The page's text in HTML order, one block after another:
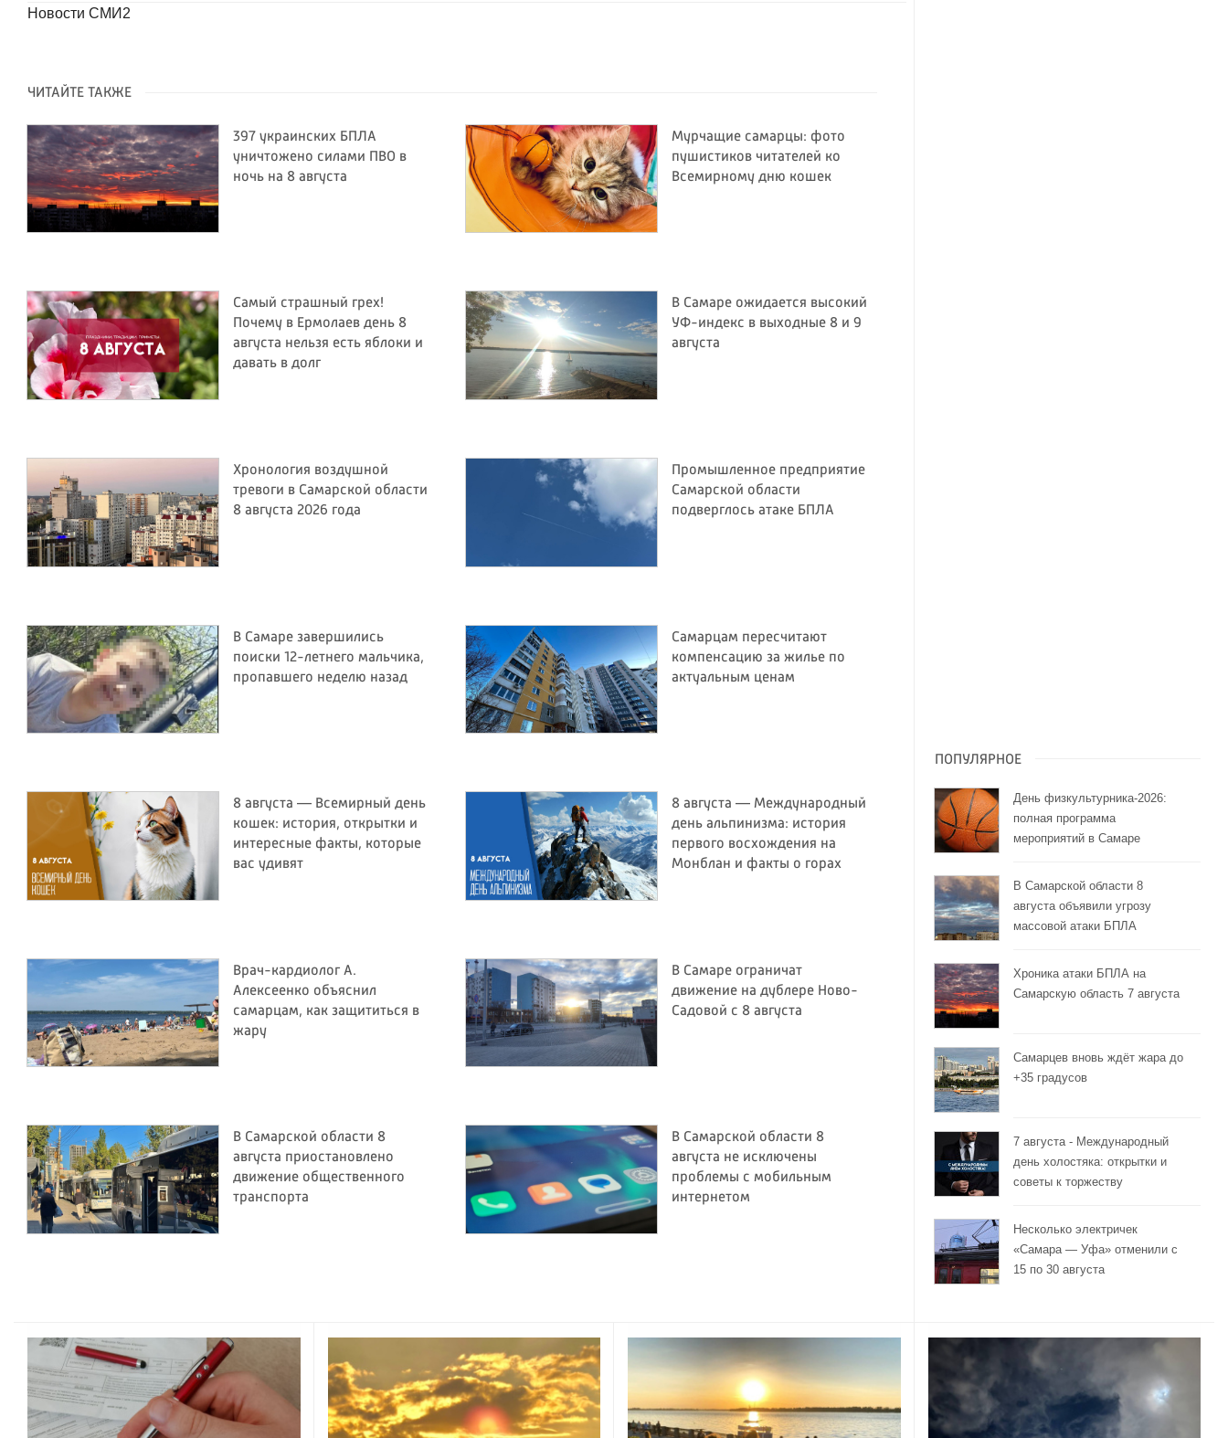
Новости СМИ2
ЧИТАЙТЕ ТАКЖЕ
397 украинских БПЛА
уничтожено силами ПВО в
ночь на 8 августа
Мурчащие самарцы: фото
пушистиков читателей ко
Всемирному дню кошек
Самый страшный грех!
Почему в Ермолаев день 8
августа нельзя есть яблоки и
давать в долг
В Самаре ожидается высокий
УФ-индекс в выходные 8 и 9
августа
Хронология воздушной
тревоги в Самарской области
8 августа 2026 года
Промышленное предприятие
Самарской области
подверглось атаке БПЛА
В Самаре завершились
поиски 12-летнего мальчика,
пропавшего неделю назад
Самарцам пересчитают
компенсацию за жилье по
актуальным ценам
8 августа — Всемирный день
кошек: история, открытки и
интересные факты, которые
вас удивят
8 августа — Международный
день альпинизма: история
первого восхождения на
Монблан и факты о горах
Врач-кардиолог А.
Алексеенко объяснил
самарцам, как защититься в
жару
В Самаре ограничат
движение на дублере Ново-
Садовой с 8 августа
В Самарской области 8
августа приостановлено
движение общественного
транспорта
В Самарской области 8
августа не исключены
проблемы с мобильным
интернетом
ПОПУЛЯРНОЕ
День физкультурника-2026:
полная программа
мероприятий в Самаре
В Самарской области 8
августа объявили угрозу
массовой атаки БПЛА
Хроника атаки БПЛА на
Самарскую область 7 августа
Самарцев вновь ждёт жара до
+35 градусов
7 августа - Международный
день холостяка: открытки и
советы к торжеству
Несколько электричек
«Самара — Уфа» отменили с
15 по 30 августа